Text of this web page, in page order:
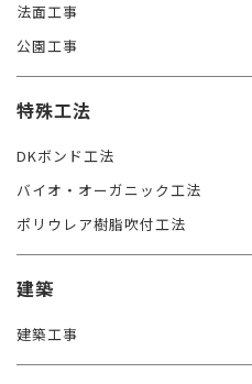
法面工事
公園工事
特殊工法
DKボンド工法
バイオ・オーガニック工法
ポリウレア樹脂吹付工法
建築
建築工事